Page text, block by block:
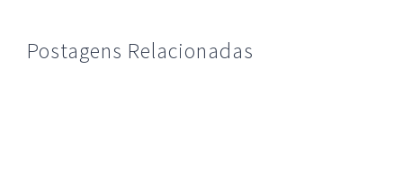
Postagens Relacionadas